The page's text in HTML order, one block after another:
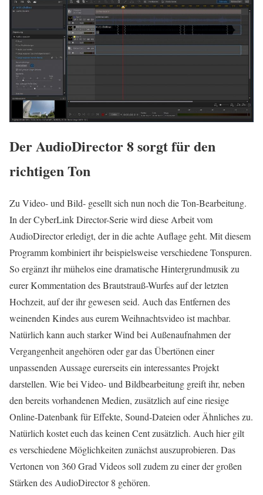
Der AudioDirector 8 sorgt für den
richtigen Ton
Zu Video- und Bild- gesellt sich nun noch die Ton-Bearbeitung.
In der CyberLink Director-Serie wird diese Arbeit vom
AudioDirector erledigt, der in die achte Auflage geht. Mit diesem
Programm kombiniert ihr beispielsweise verschiedene Tonspuren.
So ergänzt ihr mühelos eine dramatische Hintergrundmusik zu
eurer Kommentation des Brautstrauß-Wurfes auf der letzten
Hochzeit, auf der ihr gewesen seid. Auch das Entfernen des
weinenden Kindes aus eurem Weihnachtsvideo ist machbar.
Natürlich kann auch starker Wind bei Außenaufnahmen der
Vergangenheit angehören oder gar das Übertönen einer
unpassenden Aussage eurerseits ein interessantes Projekt
darstellen. Wie bei Video- und Bildbearbeitung greift ihr, neben
den bereits vorhandenen Medien, zusätzlich auf eine riesige
Online-Datenbank für Effekte, Sound-Dateien oder Ähnliches zu.
Natürlich kostet euch das keinen Cent zusätzlich. Auch hier gilt
es verschiedene Möglichkeiten zunächst auszuprobieren. Das
Vertonen von 360 Grad Videos soll zudem zu einer der großen
Stärken des AudioDirector 8 gehören.